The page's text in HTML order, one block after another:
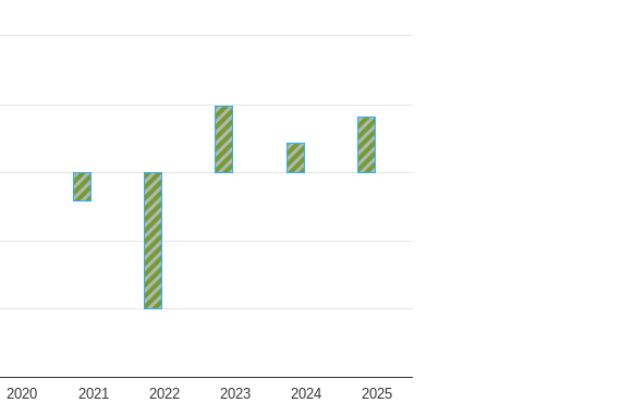
2020 2021 2022 2023 2024 2025